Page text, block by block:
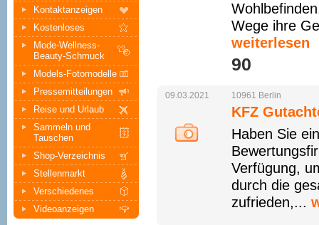
Wege ihre
weiterlesen
90 
09.03.2021 10961 Berlin
KFZ
Haben Sie
Verfügung,
durch die
zufrieden,...
Kontaktanzeigen
Kostenloses
Mode-Wellness-
Beauty-Schmuck
Models-Fotomodelle
Pressemitteilungen
Reise und Urlaub
Sammeln und
Tauschen
Shop-Verzeichnis
Stellenmarkt
Verschiedenes
Videoanzeigen